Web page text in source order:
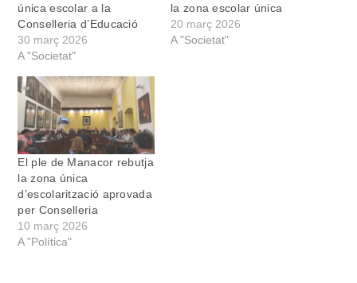
única escolar a la
Conselleria d’Educació
30 març 2026
A "Societat"
la zona escolar única
20 març 2026
A "Societat"
El ple de Manacor rebutja
la zona única
d’escolarització aprovada
per Conselleria
10 març 2026
A "Política"